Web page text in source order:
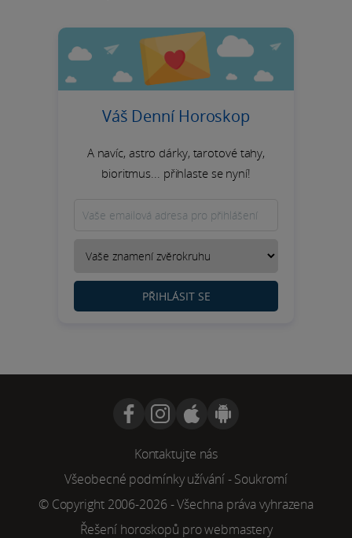
Váš Denní Horoskop
A navíc, astro dárky, tarotové tahy,
bioritmus... přihlaste se nyní!
PŘIHLÁSIT SE
Kontaktujte nás
Všeobecné podmínky užívání-Soukromí
© Copyright 2006-2026 - Všechna práva vyhrazena
Řešení horoskopů pro webmastery